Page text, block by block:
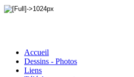
Accueil
Dessins - Photos
Liens